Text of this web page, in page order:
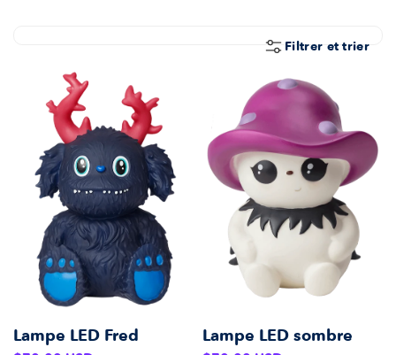
O
:
Filtrer et trier
Lampe LED Fred Lampe LED sombre